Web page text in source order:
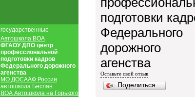
государственные
Автошкола ВОА
ФГАОУ ДПО центр
профессиональной
подготовки кадров
Федерального дорожного
агенства
МО ДОСААФ России
автошкола Беслан
ВОА Автошкола на Горького
подготовки
Федерального
дорожного
агенства
Оставьте свой отзыв
Поделиться…